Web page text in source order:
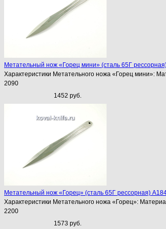
Метательный нож «Горец мини» (сталь 65Г
Характеристики Метательного ножа «Горец мини»:
2090
1452 руб.
Метательный нож «Горец» (сталь 65Г рессорная)
Характеристики Метательного ножа «Горец»:
2200
1573 руб.